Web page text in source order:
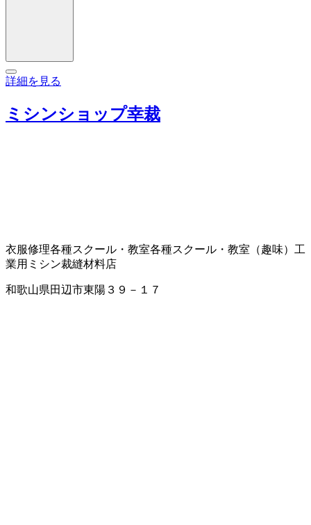
詳細を見る
ミシンショップ幸裁
衣服修理各種スクール・教室各種スクール・教室（趣味） 工
業用ミシン裁縫材料店
和歌山県田辺市東陽３９－１７